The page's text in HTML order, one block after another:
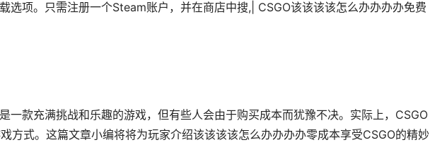
选项。只需注册一个Steam账户，并在商店中搜,| CSGO该该该该怎么办办办办免费
一款充满挑战和乐趣的游戏，但有些人会由于购买成本而犹豫不决。实际上，CSGO
方式。这篇文章小编将将为玩家介绍该该该该怎么办办办办零成本享受CSGO的精妙